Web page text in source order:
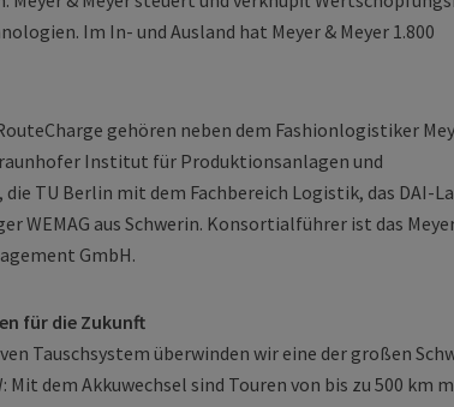
Im In- und Ausland hat Meyer & Meyer 1.800
gehören neben dem Fashionlogistiker
Institut für Produktionsanlagen und
TU Berlin mit dem Fachbereich Logistik, das DAI-
WEMAG aus Schwerin. Konsortialführer ist das
GmbH.
für die Zukunft
Tauschsystem überwinden wir eine der großen
Mit dem Akkuwechsel sind Touren von bis zu 500 km